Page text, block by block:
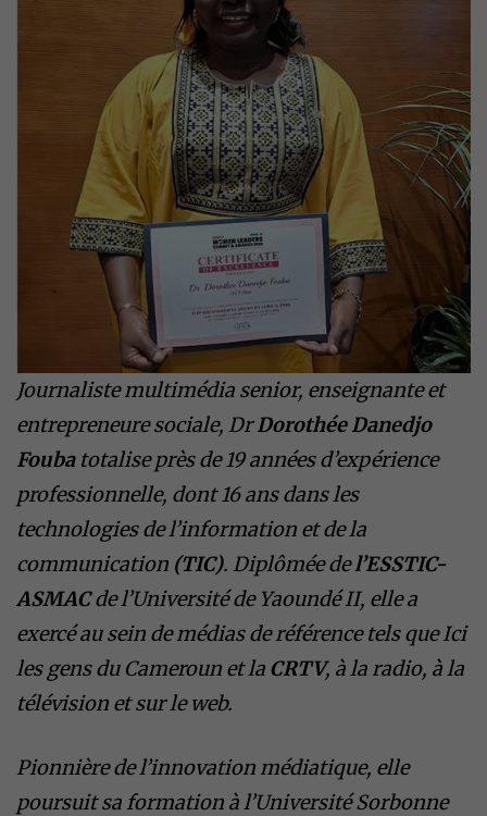
Journaliste multimédia senior, enseignante et
entrepreneure sociale, DrDorothée Danedjo
Fouba totalise près de 19 années d’expérience
professionnelle, dont 16 ans dans les
technologies de l’information et de la
communication (TIC). Diplômée del’ESSTIC-
ASMACde l’Université de Yaoundé II, elle a
exercé au sein de médias de référence tels que Ici
les gens du Cameroun et la CRTV, à la radio, à la
télévision et sur le web.
Pionnière de l’innovation médiatique, elle
poursuit sa formation à l’Université Sorbonne